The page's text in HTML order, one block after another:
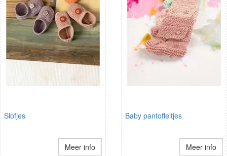
Slofjes
Meer info
Baby pantoffeltjes
Meer info